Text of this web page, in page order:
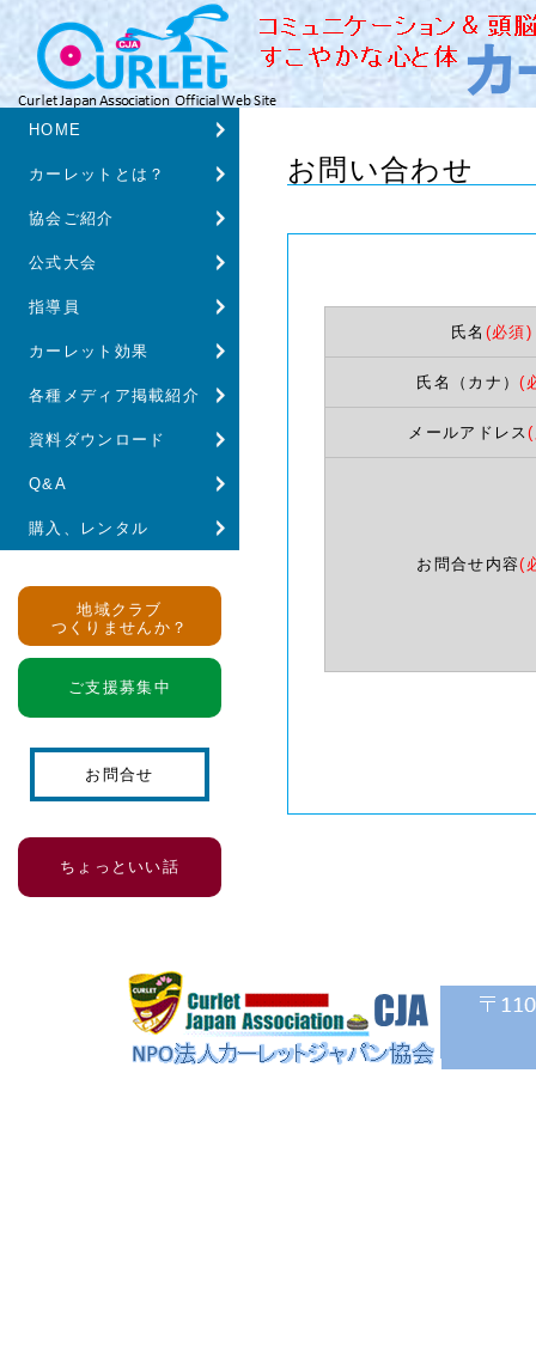
HOME
カーレットとは？
協会ご紹介
公式大会
指導員
カーレット効果
各種メディア掲載紹介
資料ダウンロード
Q&A
購入、レンタル
地域クラブ
つくりませんか？
ご支援募集中
お問合せ
ちょっといい話
お問い合わせ
氏名 (必須)
氏名（カナ）(
メールアドレス
お問合せ内容(